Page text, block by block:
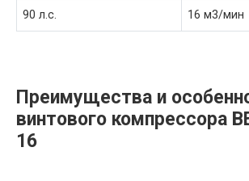
90 л.с. 16 м3/мин
Преимущества и
винтового компрессора
16